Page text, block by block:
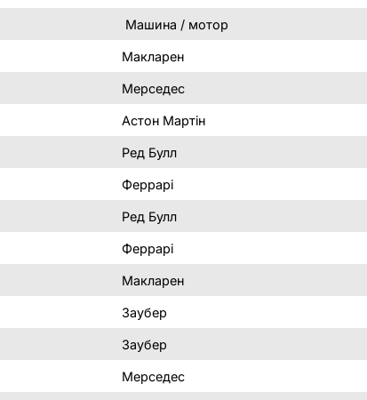
Машина / мотор
Макларен
Мерседес
Астон Мартін
Ред Булл
Феррарі
Ред Булл
Феррарі
Макларен
Заубер
Заубер
Мерседес